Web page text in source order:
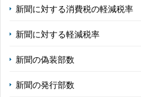
新聞に対する消費税の軽減税率
新聞に対する軽減税率
新聞の偽装部数
新聞の発行部数